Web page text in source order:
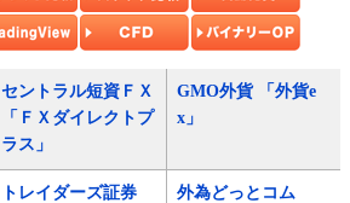
セントラル短資ＦＸ
「ＦＸダイレクトプ
ラス」
GMO外貨 「外貨e
x」
トレイダーズ証券
外為どっとコム